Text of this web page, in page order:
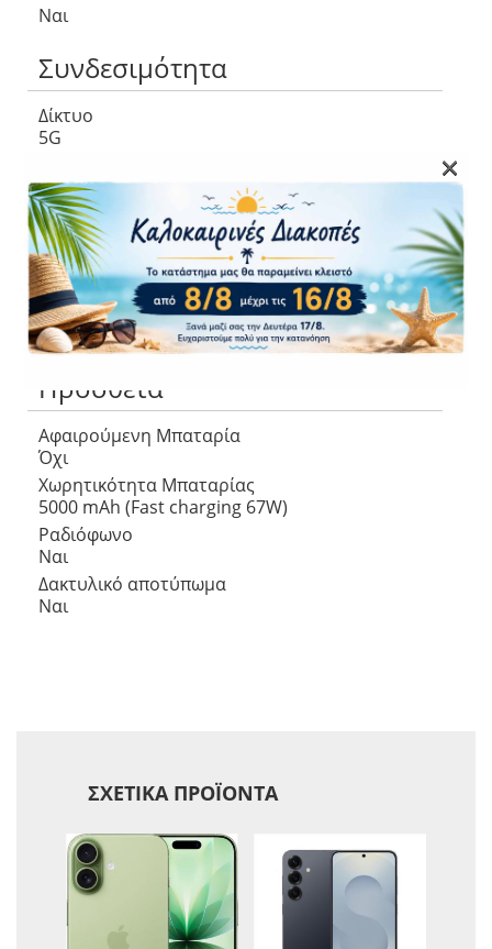
Ναι
Συνδεσιμότητα
Δίκτυο
5G
Ναι
Bluetooth
Ναι
Wi-Fi Hotspot
Ναι
NFC
Ναι
Πρόσθετα
Αφαιρούμενη Μπαταρία
Όχι
Χωρητικότητα Μπαταρίας
5000 mAh (Fast charging 67W)
Ραδιόφωνο
Ναι
Δακτυλικό αποτύπωμα
Ναι
ΣΧΕΤΙΚΆ ΠΡΟΪΌΝΤΑ
×